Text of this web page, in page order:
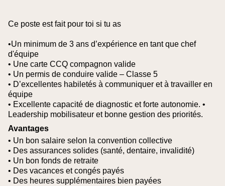
Ce poste est fait pour toi si tu as
•Un minimum de 3 ans d’expérience en tant que chef
d'équipe
• Une carte CCQ compagnon valide
• Un permis de conduire valide – Classe 5
• D’excellentes habiletés à communiquer et à travailler en
équipe
• Excellente capacité de diagnostic et forte autonomie. •
Leadership mobilisateur et bonne gestion des priorités.
Avantages
• Un bon salaire selon la convention collective
• Des assurances solides (santé, dentaire, invalidité)
• Un bon fonds de retraite
• Des vacances et congés payés
• Des heures supplémentaires bien payées